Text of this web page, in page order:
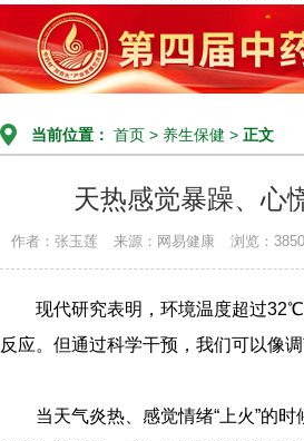
当前位置： 首页 > 养生保健 > 正文
天热感觉暴躁、心
作者：张玉莲 来源：网易健康 浏览：
现代研究表明，环境温度超过
反应。但通过科学干预，我们可以像
当天气炎热、感觉情绪“上火”的